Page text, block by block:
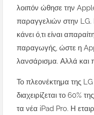
λοιπόν ώθησε την
παραγγελιών στην LG.
κάνει ό,τι είναι
παραγωγής, ώστε η
λανσάρισμα. Αλλά και
Το πλεονέκτημα της
διαχειρίζεται το 60%
τα νέα iPad Pro. Η